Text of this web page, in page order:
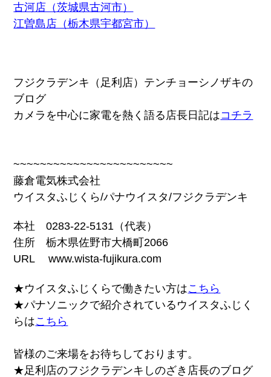
古河店（茨城県古河市）
江曽島店（栃木県宇都宮市）
フジクラデンキ（足利店）テンチョーシノザキの
ブログ
カメラを中心に家電を熱く語る店長日記はコチラ
~~~~~~~~~~~~~~~~~~~~~~~~
藤倉電気株式会社
ウイスタふじくら/パナウイスタ/フジクラデンキ
本社 0283-22-5131（代表）
住所 栃木県佐野市大橋町2066
URL www.wista-fujikura.com
★ウイスタふじくらで働きたい方はこちら
★パナソニックで紹介されているウイスタふじく
らはこちら
皆様のご来場をお待ちしております。
★足利店のフジクラデンキしのざき店長のブログ